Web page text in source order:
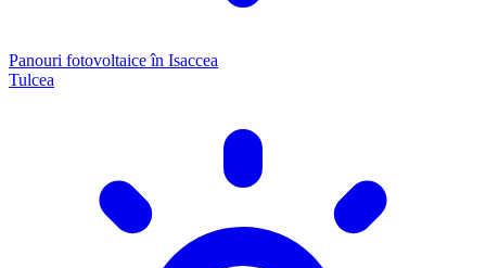
Panouri fotovoltaice în Isaccea
Tulcea